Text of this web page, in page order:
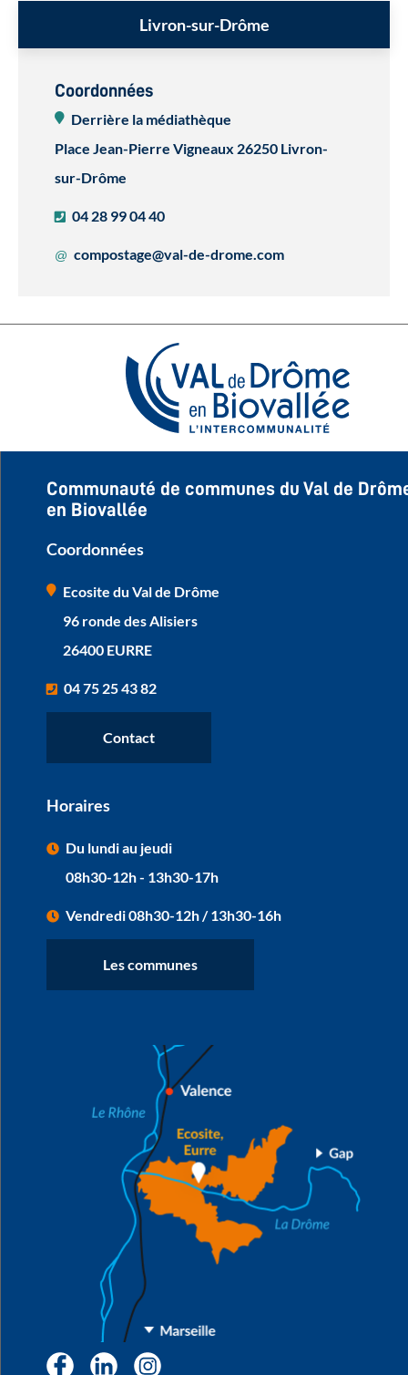
Livron-sur-Drôme
Coordonnées
Derrière la médiathèque
Place Jean-Pierre Vigneaux 26250 Livron-
sur-Drôme
04 28 99 04 40
compostage@val-de-drome.com
Communauté de communes du Val de
en Biovallée
Coordonnées
Ecosite du Val de Drôme
96 ronde des Alisiers
26400 EURRE
04 75 25 43 82
Contact
Horaires
Du lundi au jeudi
08h30-12h - 13h30-17h
Vendredi 08h30-12h / 13h30-16h
Les communes
FacebookLinkedIn